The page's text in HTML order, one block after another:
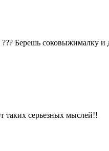
Берешь соковыжималку и
таких серьезных мыслей!!